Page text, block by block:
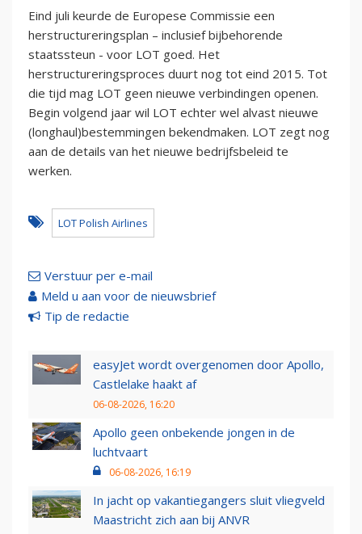
Eind juli keurde de Europese Commissie een
herstructureringsplan – inclusief bijbehorende
staatssteun - voor LOT goed. Het
herstructureringsproces duurt nog tot eind 2015. Tot
die tijd mag LOT geen nieuwe verbindingen openen.
Begin volgend jaar wil LOT echter wel alvast nieuwe
(longhaul)bestemmingen bekendmaken. LOT zegt nog
aan de details van het nieuwe bedrijfsbeleid te
werken.
LOT Polish Airlines
Verstuur per e-mail
Meld u aan voor de nieuwsbrief
Tip de redactie
easyJet wordt overgenomen door Apollo,
Castlelake haakt af
06-08-2026, 16:20
Apollo geen onbekende jongen in de
luchtvaart
06-08-2026, 16:19
In jacht op vakantiegangers sluit vliegveld
Maastricht zich aan bij ANVR